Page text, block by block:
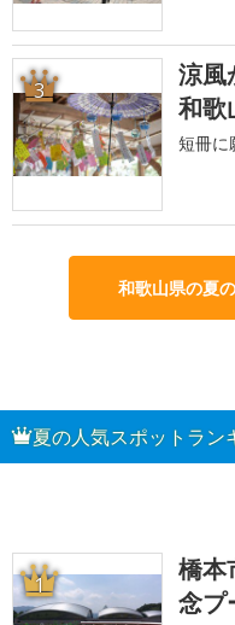
3
涼
和歌
短冊に
和歌山県の夏
夏の人気スポットラン
1
橋本
念プ